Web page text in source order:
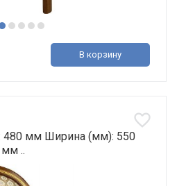
В корзину
480 мм Ширина (мм): 550
..